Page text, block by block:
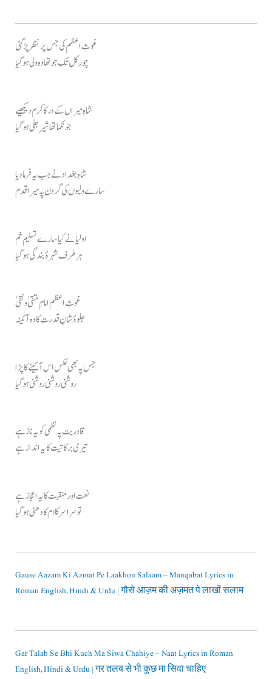
غوثِ اعظم کی جس پر نظر پڑ گئی
چور کل تک جو تھا وہ ولی ہو گیا
شاہِ میراں کے در کا کرم دیکھیے
جو نکما تھا شیرِ جلی ہو گیا
شاہِ بغداد نے جب یہ فرما دیا
سارے ولیوں کی گردن پہ میرا قدم
اولیا نے کیا سارے تسلیم خم
ہر طرف شہرۂ بندگی ہو گیا
غوثِ اعظم امامِ متقیٰ و نقیٰ
جلوۂ شانِ قدرت کا وہ آئینہ
جس پہ بھی عکس اس آئینے کا پڑا
روشنی روشنی روشنی ہو گیا
قادریت پہ نظمی کو یہ ناز ہے
تیری برکاتیت کا یہ انداز ہے
نعت اور منقبت کا یہ اعجاز ہے
تو سراسر کلام کا دھنی ہو گیا
Gause Aazam Ki Azmat Pe Laakhon Salaam – Manqabat Lyrics in
Roman English, Hindi & Urdu | गौसे आज़म की अज़मत पे लाखों सलाम
Gar Talab Se Bhi Kuch Ma Siwa Chahiye – Naat Lyrics in Roman
English, Hindi & Urdu | गर तलब से भी कुछ मा सिवा चाहिए